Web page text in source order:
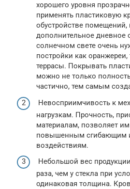
хорошего уровня
применять пластиковую
обустройстве помещений,
дополнительное дневное
солнечном свете очень
постройки как
террасы. Покрывать
можно не только
частично, тем самым
Невосприимчивость к
нагрузкам. Прочность,
материалам, позволяет
повышенным сгибающим
воздействиям.
Небольшой вес
раза, чем у стекла при
одинаковая толщина.